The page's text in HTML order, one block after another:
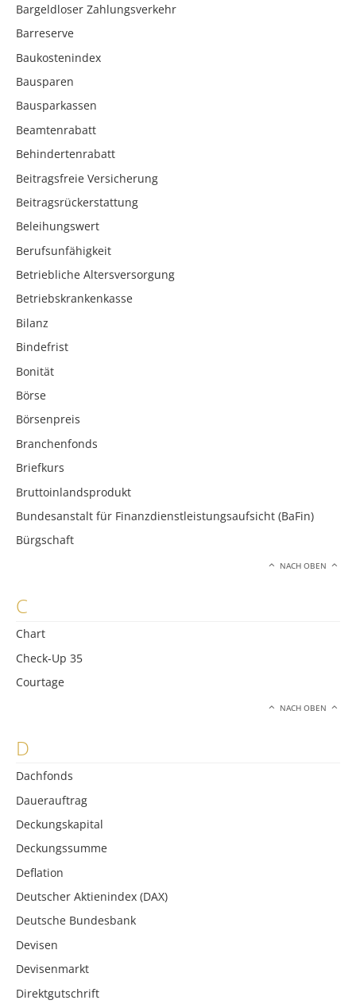
Bargeldloser Zahlungsverkehr
Barreserve
Baukostenindex
Bausparen
Bausparkassen
Beamtenrabatt
Behindertenrabatt
Beitragsfreie Versicherung
Beitragsrückerstattung
Beleihungswert
Berufsunfähigkeit
Betriebliche Altersversorgung
Betriebskrankenkasse
Bilanz
Bindefrist
Bonität
Börse
Börsenpreis
Branchenfonds
Briefkurs
Bruttoinlandsprodukt
Bundesanstalt für Finanzdienstleistungsaufsicht (BaFin)
Bürgschaft
NACH OBEN
C
Chart
Check-Up 35
Courtage
NACH OBEN
D
Dachfonds
Dauerauftrag
Deckungskapital
Deckungssumme
Deflation
Deutscher Aktienindex (DAX)
Deutsche Bundesbank
Devisen
Devisenmarkt
Direktgutschrift